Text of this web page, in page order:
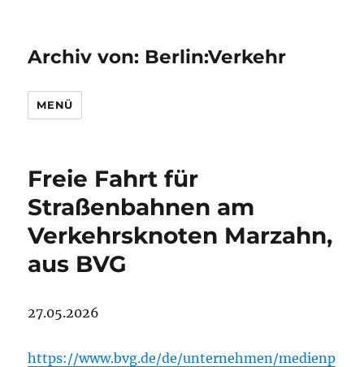
Archiv von: Berlin:Verkehr
MENÜ
Freie Fahrt für
Straßenbahnen am
Verkehrsknoten Marzahn,
aus BVG
27.05.2026
https://www.bvg.de/de/unternehmen/medienp